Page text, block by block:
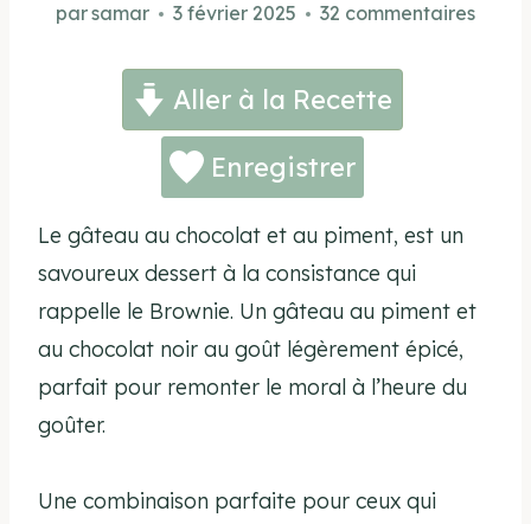
parsamar 3 février 2025 32 commentaires
Aller à la Recette
Enregistrer
Le gâteau au chocolat et au piment, est un
savoureux dessert à la consistance qui
rappelle le Brownie. Un gâteau au piment et
au chocolat noir au goût légèrement épicé,
parfait pour remonter le moral à l’heure du
goûter.
Une combinaison parfaite pour ceux qui